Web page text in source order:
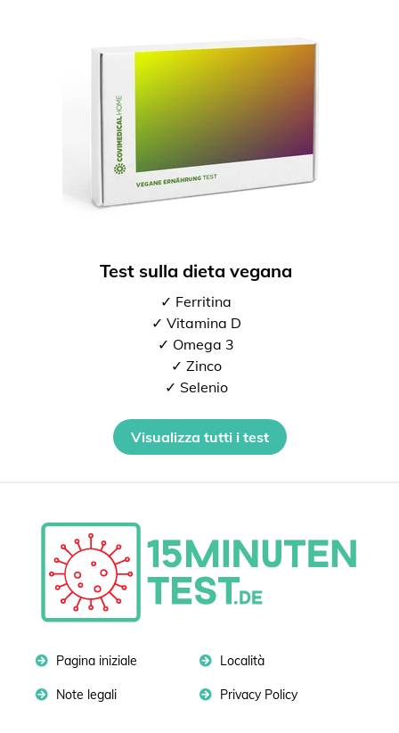
Test sulla dieta vegana
✓ Ferritina
✓ Vitamina D
✓ Omega 3
✓ Zinco
✓ Selenio
Visualizza tutti i test
Pagina iniziale Località
Note legali Privacy Policy